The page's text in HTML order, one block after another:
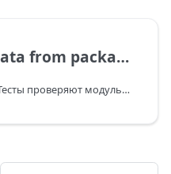
6 Возвращает data from package.json-file
Контекст тестового раздела: Тесты проверяют модульную архитектуру nestjs-mod: сборку модулей через createNestModule, DI-связи и feature-конфигурацию.